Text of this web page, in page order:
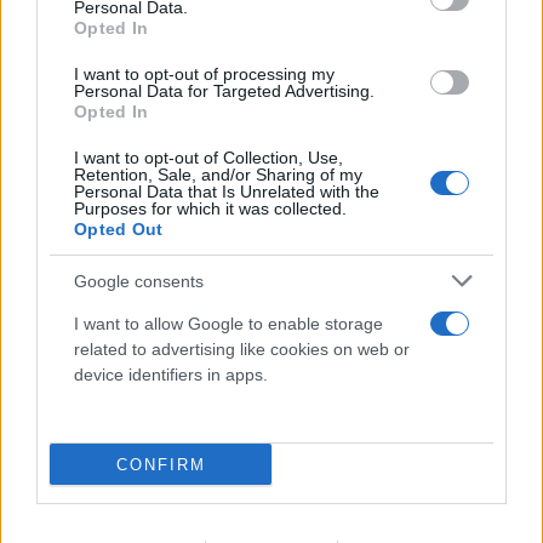
Personal Data.
Opted In
I want to opt-out of processing my
Personal Data for Targeted Advertising.
Opted In
I want to opt-out of Collection, Use,
Retention, Sale, and/or Sharing of my
Personal Data that Is Unrelated with the
Purposes for which it was collected.
Opted Out
Google consents
I want to allow Google to enable storage
related to advertising like cookies on web or
device identifiers in apps.
CONFIRM